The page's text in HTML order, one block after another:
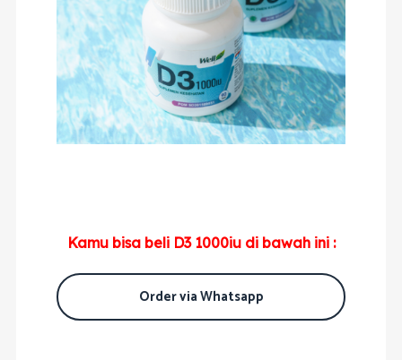
Kamu bisa beli D3 1000iu di bawah ini :
Order via Whatsapp